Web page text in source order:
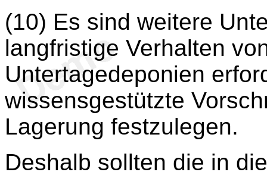
(10) Es sind weitere
langfristige Verhalten
Untertagedeponien
wissensgestützte
Lagerung festzulegen.
Deshalb sollten die in